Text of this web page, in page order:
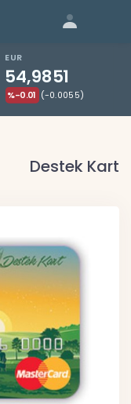
EUR
54,9851
%-0.01 (-0.0055)
Destek Kart